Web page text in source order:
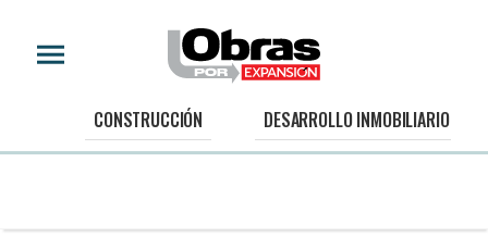
CONSTRUCCIÓN DESARROLLO INMOBILIARIO